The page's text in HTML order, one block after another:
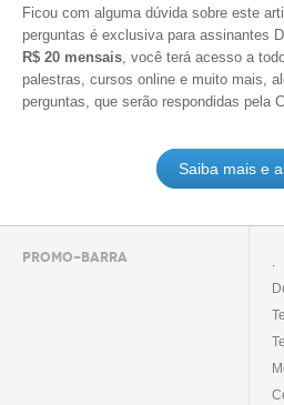
Ficou com alguma dúvida sobre este
perguntas é exclusiva para assinantes
R$ 20 mensais, você terá acesso a
palestras, cursos online e muito mais,
perguntas, que serão respondidas pela
Saiba mais e
PROMO-BARRA
.